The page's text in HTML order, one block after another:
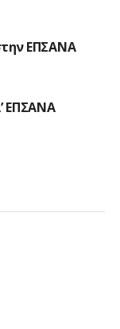
ΕΠΣΑΝΑ
ΕΠΣΑΝΑ